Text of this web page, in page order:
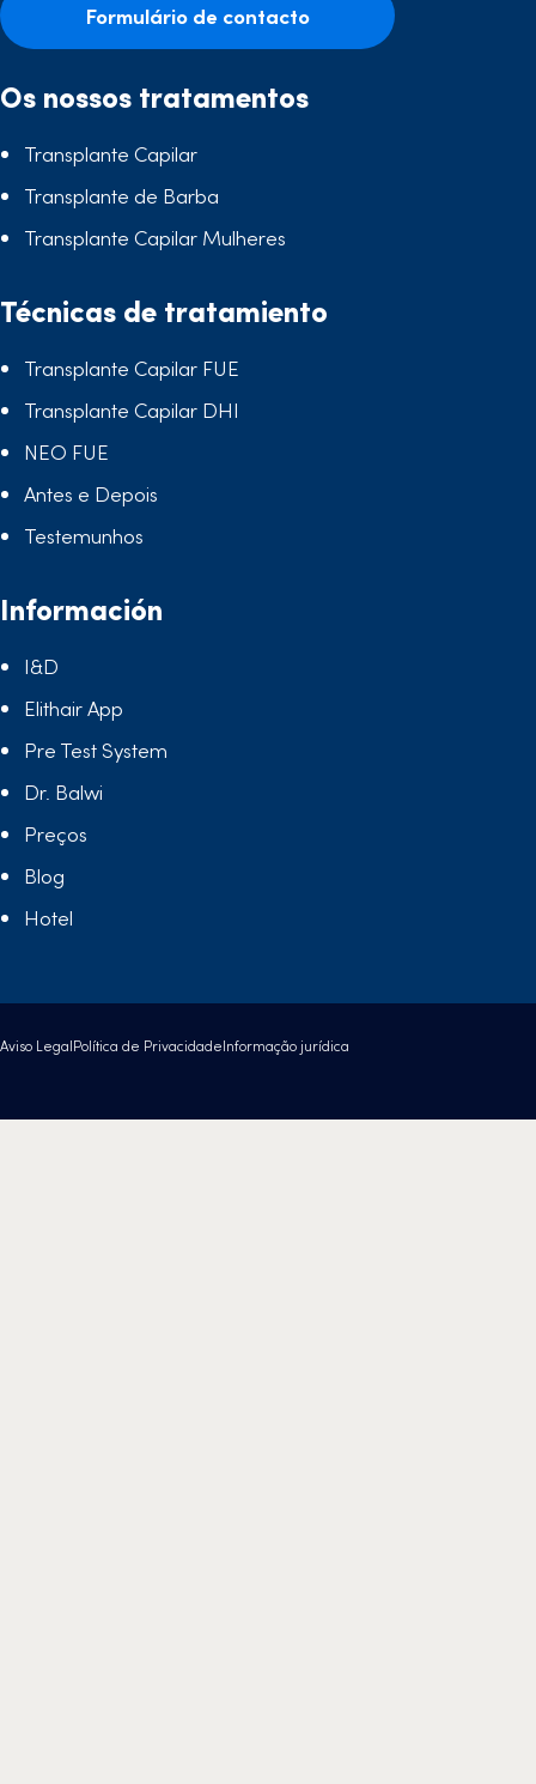
Formulário de contacto
Os nossos tratamentos
Transplante Capilar
Transplante de Barba
Transplante Capilar Mulheres
Técnicas de tratamiento
Transplante Capilar FUE
Transplante Capilar DHI
NEO FUE
Antes e Depois
Testemunhos
Información
I&D
Elithair App
Pre Test System
Dr. Balwi
Preços
Blog
Hotel
Aviso LegalPolítica de PrivacidadeInformação jurídica